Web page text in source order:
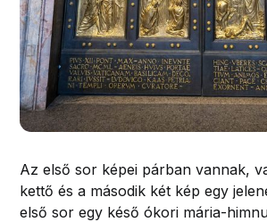
Az első sor képei párban vannak,
kettő és a második két kép egy
első sor egy késő ókori mária-